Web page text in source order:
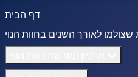
דף הבית
שצולמו לאורך השנים בחוות הנוי